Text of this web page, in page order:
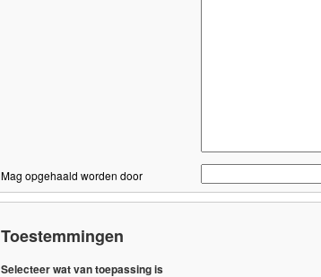
Mag opgehaald worden door
Toestemmingen
Selecteer wat van toepassing is